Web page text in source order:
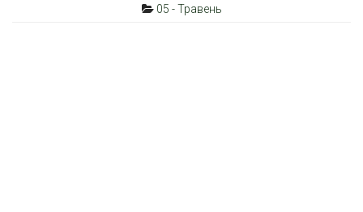
05 - Травень